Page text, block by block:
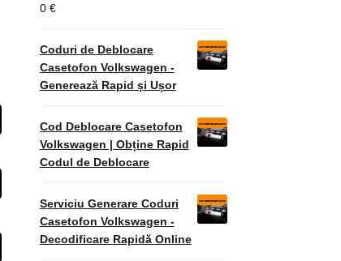
0 €
Coduri de Deblocare
Casetofon Volkswagen -
Generează Rapid și Ușor
Cod Deblocare Casetofon
Volkswagen | Obține Rapid
Codul de Deblocare
Serviciu Generare Coduri
Casetofon Volkswagen -
Decodificare Rapidă Online